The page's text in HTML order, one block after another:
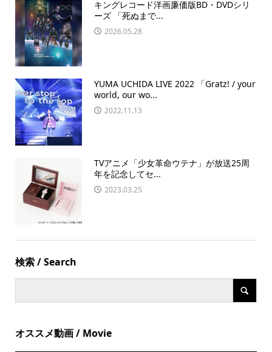
キングレコード洋画廉価版BD・DVDシリ
ーズ 「死ぬまで...
2026.05.28
YUMA UCHIDA LIVE 2022 「Gratz! / your
world, our wo...
2022.11.13
TVアニメ「少女革命ウテナ」が放送25周
年を記念してセ...
2023.03.25
検索 / Search
オススメ動画 / Movie